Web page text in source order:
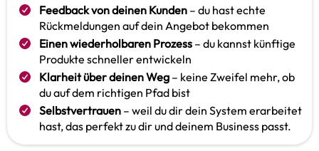
Feedback von deinen Kunden – du hast echte
Rückmeldungen auf dein Angebot bekommen
Einen wiederholbaren Prozess – du kannst künftige
Produkte schneller entwickeln
Klarheit über deinen Weg – keine Zweifel mehr, ob
du auf dem richtigen Pfad bist
Selbstvertrauen – weil du dir dein System erarbeitet
hast, das perfekt zu dir und deinem Business passt.